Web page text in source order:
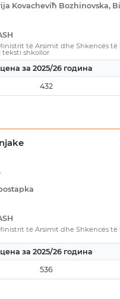
Kovacheviћ Bozhinovska,
të Arsimit dhe Shkencës të
shkollor
цена за 2025/26 година
432
të Arsimit dhe Shkencës
цена за 2025/26 година
536